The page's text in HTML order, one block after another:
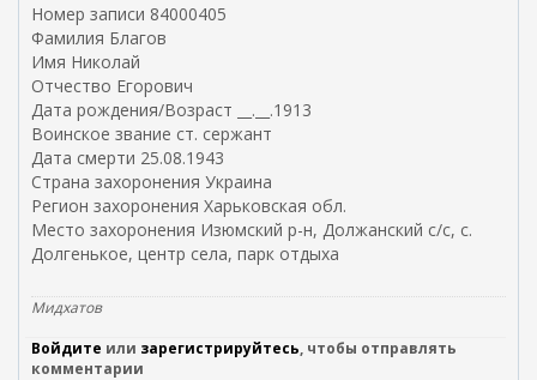
Номер записи 84000405
Фамилия Благов
Имя Николай
Отчество Егорович
Дата рождения/Возраст __.__.1913
Воинское звание ст. сержант
Дата смерти 25.08.1943
Страна захоронения Украина
Регион захоронения Харьковская обл.
Место захоронения Изюмский р-н, Должанский с/с, с.
Долгенькое, центр села, парк отдыха
Мидхатов
Войдите или зарегистрируйтесь, чтобы отправлять
комментарии